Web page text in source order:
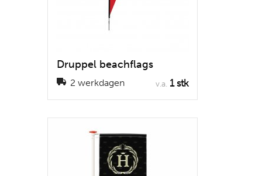
Druppel beachflags
2 werkdagen v.a. 1 stk